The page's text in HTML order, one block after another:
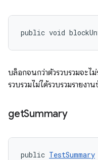
public void
บล็อกจนกว่าตัวรวบรวมจะไ
รวบรวมไม่ได้รวบรวมรายง
getSummary
public TestSummary